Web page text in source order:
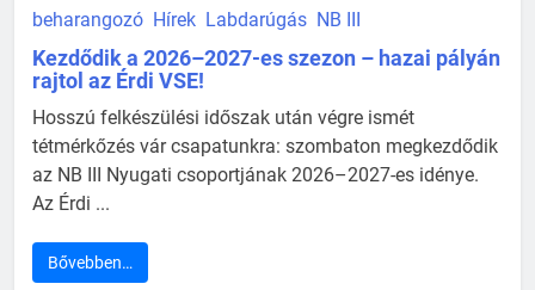
beharangozó Hírek Labdarúgás NB III
Kezdődik a 2026–2027-es szezon – hazai pályán
rajtol az Érdi VSE!
Hosszú felkészülési időszak után végre ismét
tétmérkőzés vár csapatunkra: szombaton megkezdődik
az NB III Nyugati csoportjának 2026–2027-es idénye.
Az Érdi ...
Bővebben…